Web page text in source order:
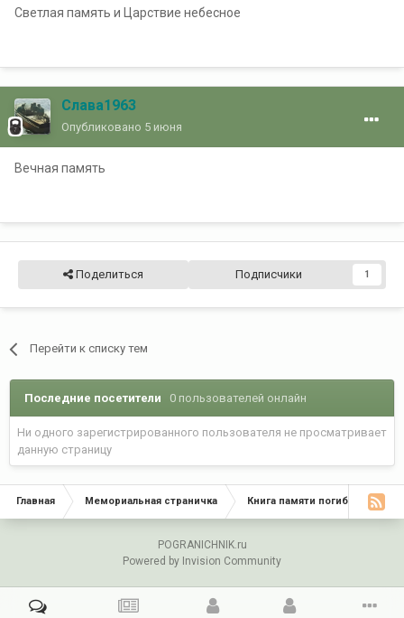
Светлая память и Царствие небесное
Слава1963
Опубликовано 5 июня
Вечная память
Поделиться Подписчики 1
Перейти к списку тем
Последние посетители 0 пользователей онлайн
Ни одного зарегистрированного пользователя не просматривает
данную страницу
Главная Мемориальная страничка Книга памяти погибших в
POGRANICHNIK.ru
Powered by Invision Community